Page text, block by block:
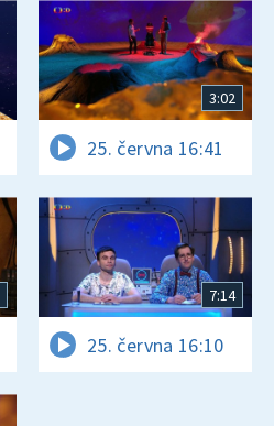
3:02
25. června 16:41
7:14
25. června 16:10